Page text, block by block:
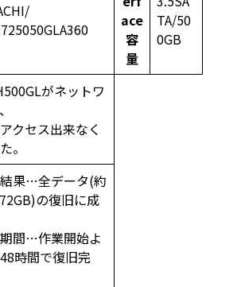
ace
容
量
TA/50
0GB
がネットワ
クセス出来なく
。
果…全データ(約
の復旧に成
間…作業開始よ
時間で復旧完